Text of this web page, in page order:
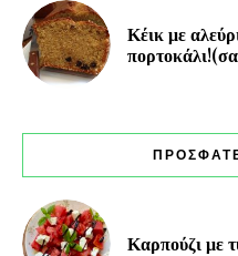
Κέικ με
Καρπούζι με